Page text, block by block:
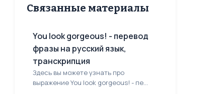
Связанные материалы
You look gorgeous! - перевод
фразы на русский язык,
транскрипция
Здесь вы можете узнать про
выражение You look gorgeous! - пе...